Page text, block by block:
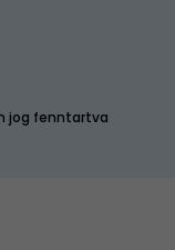
jog fenntartva